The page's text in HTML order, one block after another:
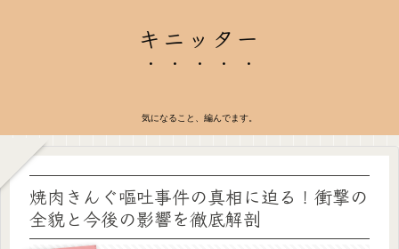
キニッター
気になること、編んでます。
焼肉きんぐ嘔吐事件の真相に迫る！衝撃の
全貌と今後の影響を徹底解剖